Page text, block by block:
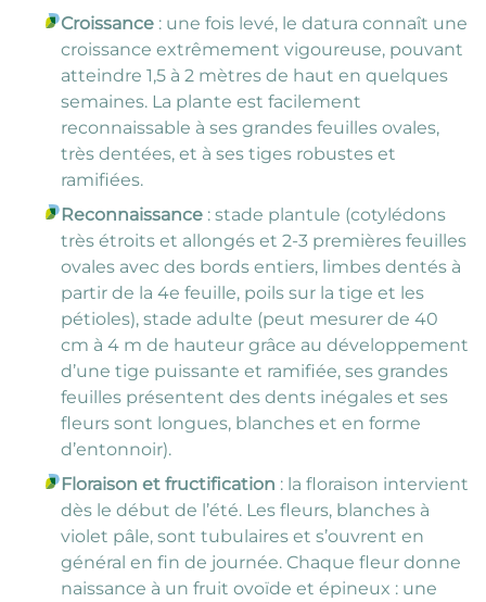
Croissance : une fois levé, le datura connaît une
croissance extrêmement vigoureuse, pouvant
atteindre 1,5 à 2 mètres de haut en quelques
semaines. La plante est facilement
reconnaissable à ses grandes feuilles ovales,
très dentées, et à ses tiges robustes et
ramifiées.
Reconnaissance : stade plantule (cotylédons
très étroits et allongés et 2-3 premières feuilles
ovales avec des bords entiers, limbes dentés à
partir de la 4e feuille, poils sur la tige et les
pétioles), stade adulte (peut mesurer de 40
cm à 4 m de hauteur grâce au développement
d’une tige puissante et ramifiée, ses grandes
feuilles présentent des dents inégales et ses
fleurs sont longues, blanches et en forme
d’entonnoir).
Floraison et fructification : la floraison intervient
dès le début de l’été. Les fleurs, blanches à
violet pâle, sont tubulaires et s’ouvrent en
général en fin de journée. Chaque fleur donne
naissance à un fruit ovoïde et épineux : une